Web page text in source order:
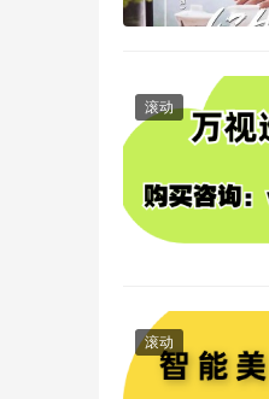
滚动
滚动